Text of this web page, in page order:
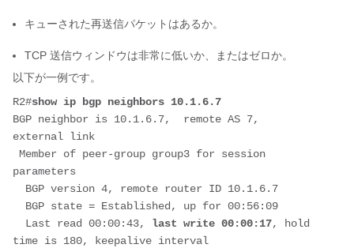
キューされた再送信パケットはあるか。
TCP 送信ウィンドウは非常に低いか、またはゼロか。
以下が一例です。
R2#show ip bgp neighbors 10.1.6.7
BGP neighbor is 10.1.6.7,  remote AS 7,
external link
parameters
BGP version 4, remote router ID 10.1.6.7
BGP state = Established, up for 00:56:09
Last read 00:00:43, last write 00:00:17, hold
time is 180, keepalive interval